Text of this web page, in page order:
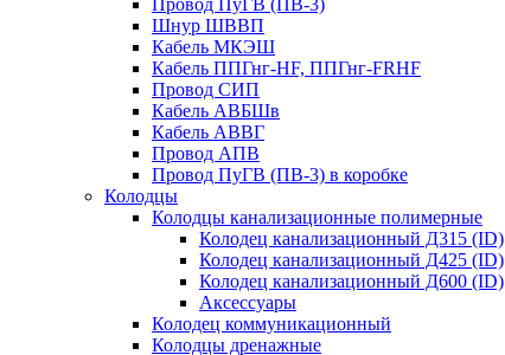
Шнур ШВВП
Кабель МКЭШ
Кабель ППГнг-HF, ППГнг-FRHF
Провод СИП
Кабель АВБШв
Кабель АВВГ
Провод АПВ
Провод ПуГВ (ПВ-3) в коробке
Колодцы
Колодцы канализационные полимерные
Колодец канализационный Д315 (ID)
Колодец канализационный Д425 (ID)
Колодец канализационный Д600 (ID)
Аксессуары
Колодец коммуникационный
Колодцы дренажные